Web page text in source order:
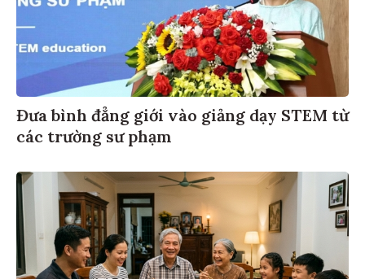
Đưa bình đẳng giới vào giảng dạy STEM từ
các trường sư phạm